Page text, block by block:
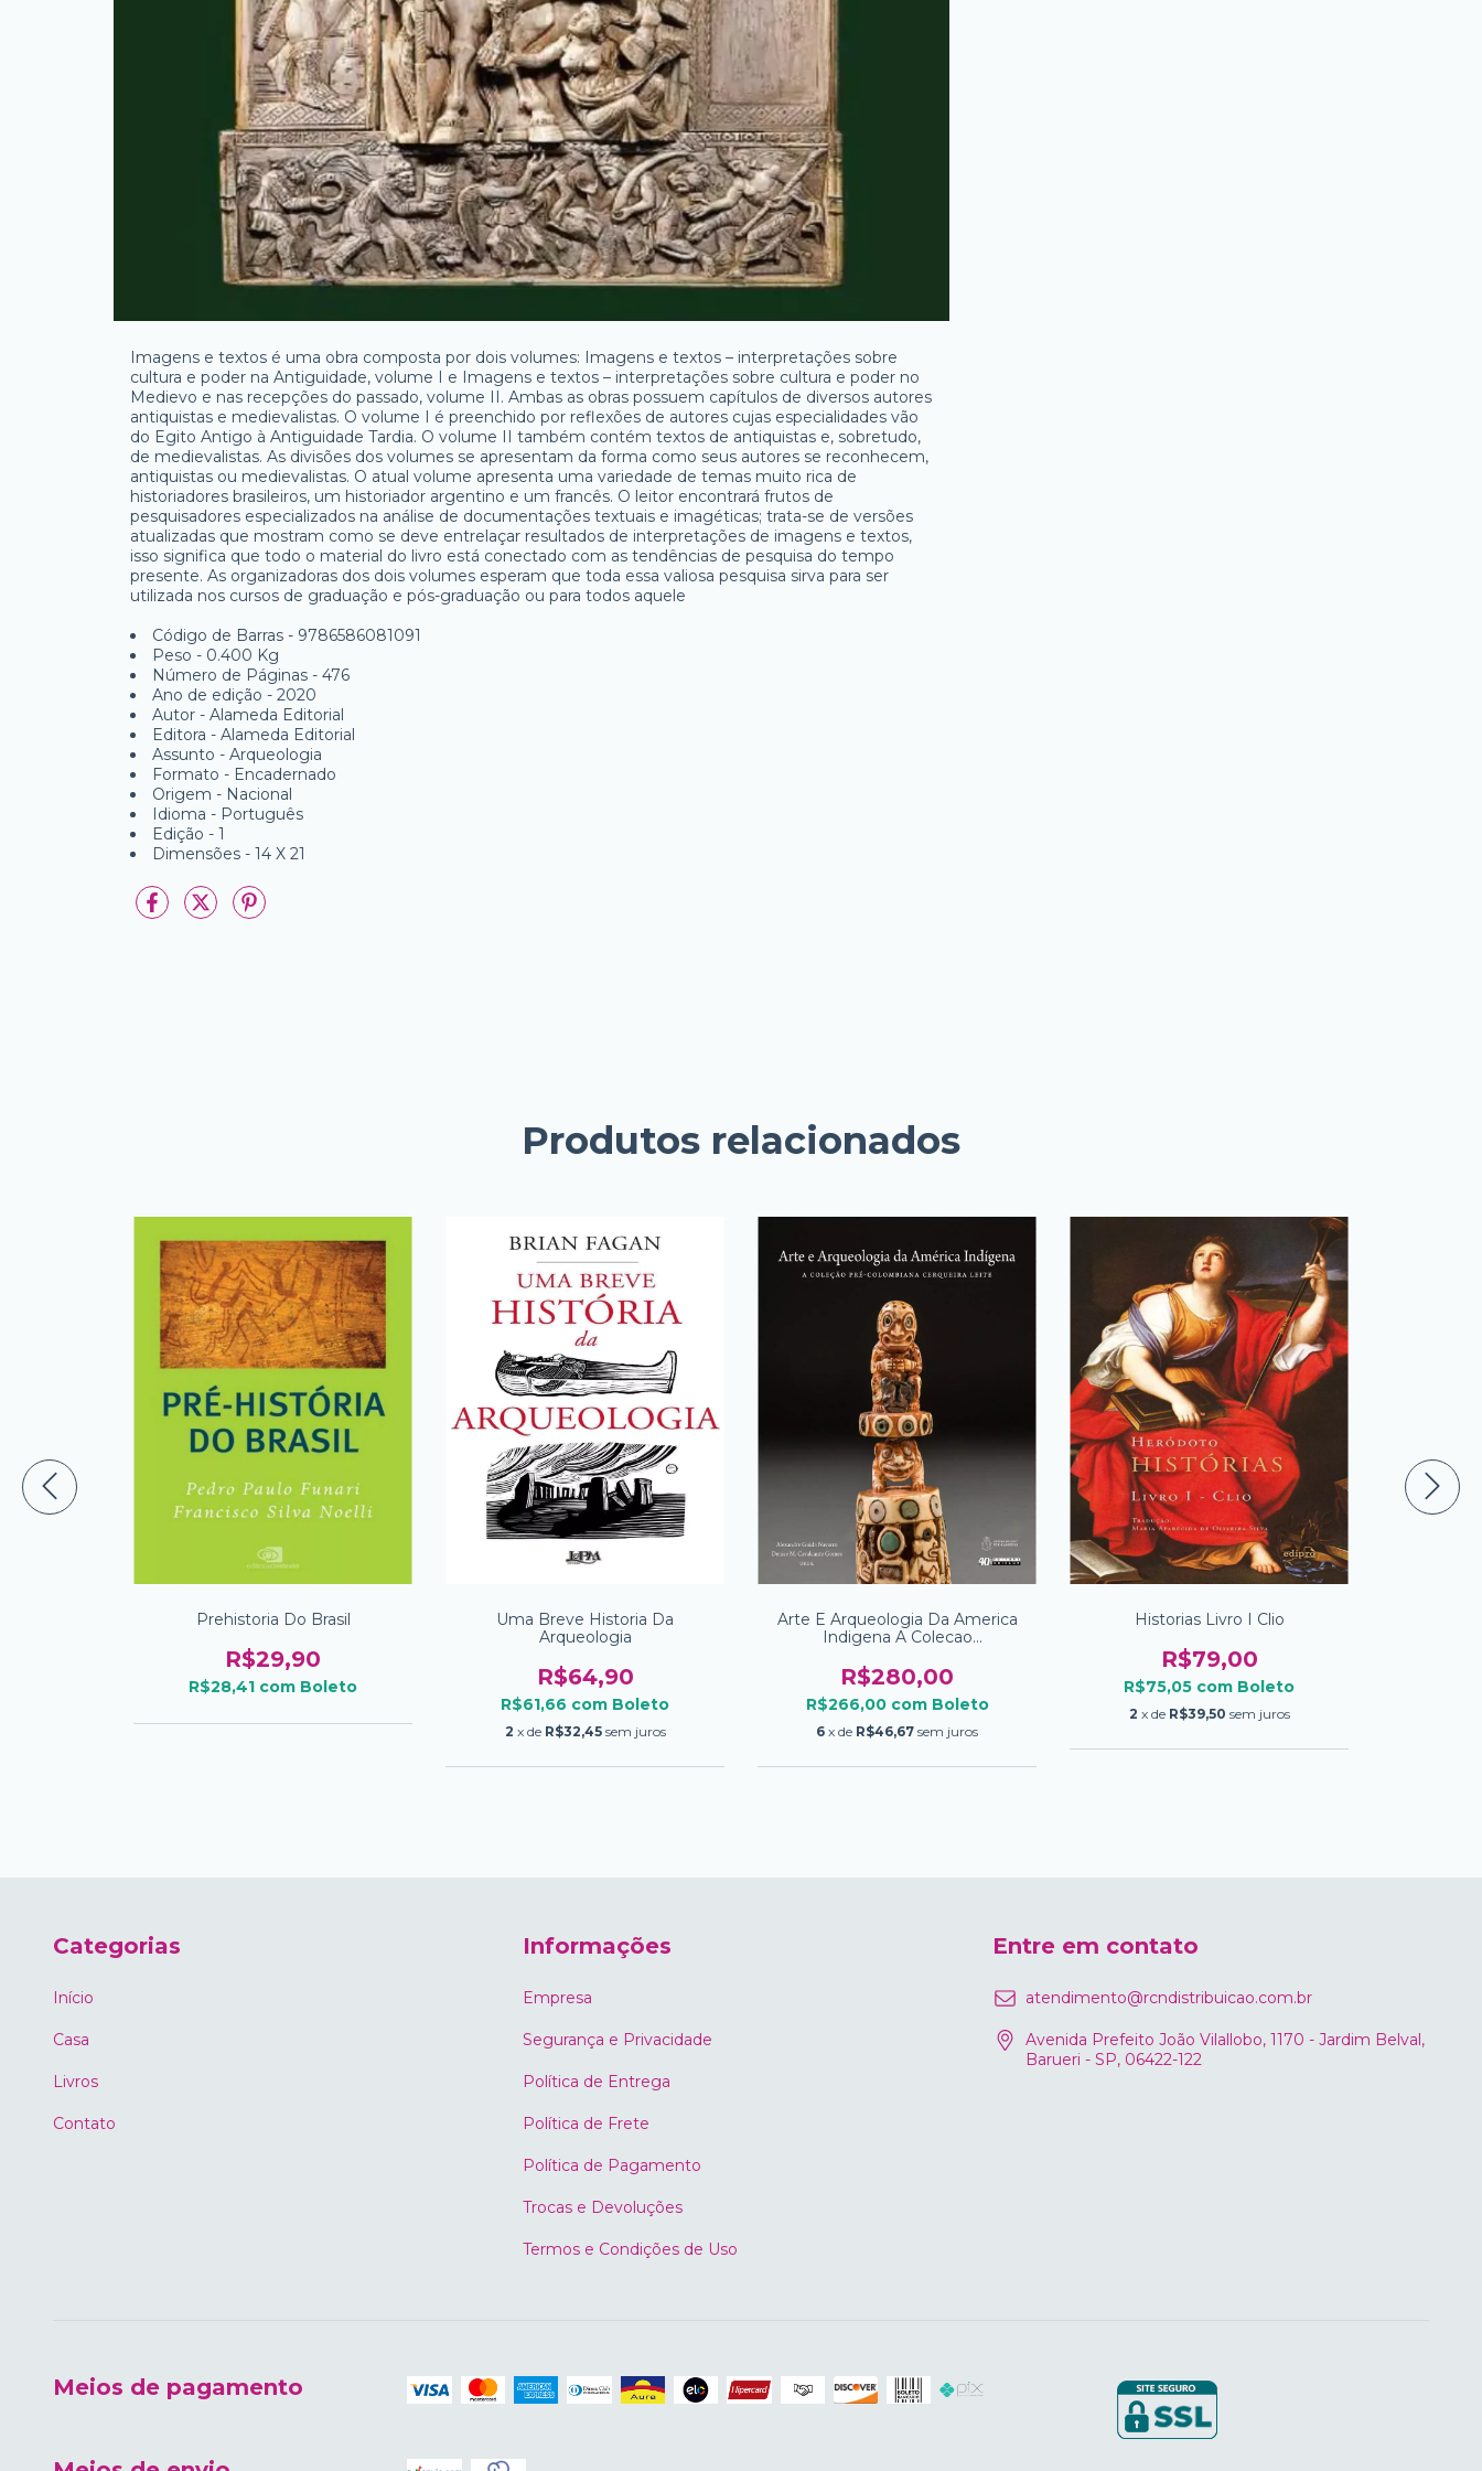
Imagens e textos é uma obra composta por dois volumes: Imagens e textos – interpretações sobre
cultura e poder na Antiguidade, volume I e Imagens e textos – interpretações sobre cultura e poder no
Medievo e nas recepções do passado, volume II. Ambas as obras possuem capítulos de diversos autores
antiquistas e medievalistas. O volume I é preenchido por reflexões de autores cujas especialidades vão
do Egito Antigo à Antiguidade Tardia. O volume II também contém textos de antiquistas e, sobretudo,
de medievalistas. As divisões dos volumes se apresentam da forma como seus autores se reconhecem,
antiquistas ou medievalistas. O atual volume apresenta uma variedade de temas muito rica de
historiadores brasileiros, um historiador argentino e um francês. O leitor encontrará frutos de
pesquisadores especializados na análise de documentações textuais e imagéticas; trata-se de versões
atualizadas que mostram como se deve entrelaçar resultados de interpretações de imagens e textos,
isso significa que todo o material do livro está conectado com as tendências de pesquisa do tempo
presente. As organizadoras dos dois volumes esperam que toda essa valiosa pesquisa sirva para ser
utilizada nos cursos de graduação e pós-graduação ou para todos aquele
Código de Barras - 9786586081091
Peso - 0.400 Kg
Número de Páginas - 476
Ano de edição - 2020
Autor - Alameda Editorial
Editora - Alameda Editorial
Assunto - Arqueologia
Formato - Encadernado
Origem - Nacional
Idioma - Português
Edição - 1
Dimensões - 14 X 21
Produtos relacionados
Prehistoria Do Brasil
R$29,90
R$28,41 com Boleto
Uma Breve Historia Da
Arqueologia
R$64,90
R$61,66 com Boleto
2 x de R$32,45 sem juros
Arte E Arqueologia Da America
Indigena A Colecao
R$280,00
R$266,00 com Boleto
6 x de R$46,67 sem juros
Historias Livro I Clio
R$79,00
R$75,05 com Boleto
2 x de R$39,50 sem juros
Categorias
Início
Casa
Livros
Contato
Informações
Empresa
Segurança e Privacidade
Política de Entrega
Política de Frete
Política de Pagamento
Trocas e Devoluções
Termos e Condições de Uso
Entre em contato
atendimento@rcndistribuicao.com.br
Avenida Prefeito João Vilallobo, 1170 - Jardim Belval,
Barueri - SP, 06422-122
Meios de pagamento